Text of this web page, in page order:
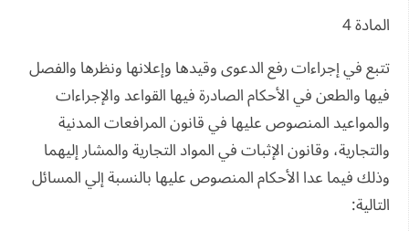
المادة 4
تتبع في إجراءات رفع الدعوى وقيدها وإعلانها ونظرها والفصل
فيها والطعن في الأحكام الصادرة فيها القواعد والإجراءات
والمواعيد المنصوص عليها في قانون المرافعات المدنية
والتجارية، وقانون الإثبات في المواد التجارية والمشار إليهما
وذلك فيما عدا الأحكام المنصوص عليها بالنسبة إلي المسائل
التالية: